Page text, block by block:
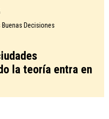
Buenas Decisiones
la teoría entra en